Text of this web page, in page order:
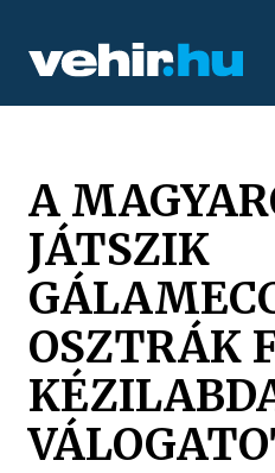
A
JÁTSZIK
OSZTRÁK